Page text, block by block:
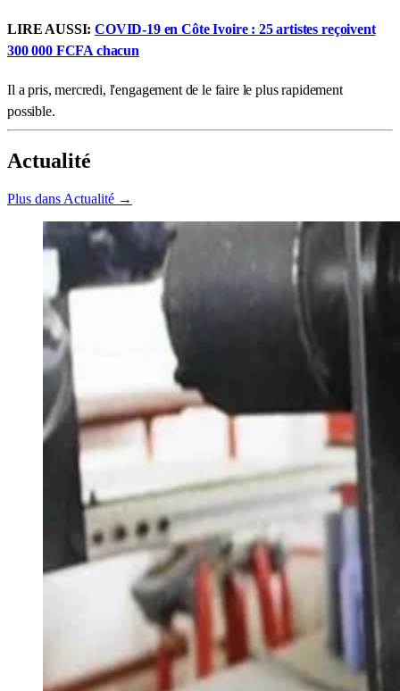
LIRE AUSSI:COVID-19 en Côte Ivoire : 25 artistes reçoivent
300 000 FCFA chacun
Il a pris, mercredi, l'engagement de le faire le plus rapidement
possible.
Actualité
Plus dans Actualité →